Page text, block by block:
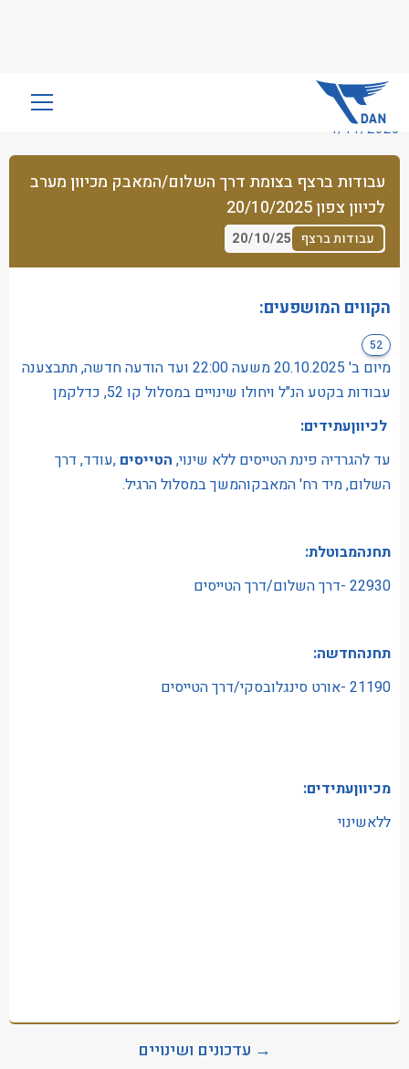
שִׂים
בְּאֲתָר
זֶה
מֻפְעֶלֶת
מַעֲרֶכֶת
נָגִישׁ
בִּקְלִיק
לִנְגִישׁוּת
הָאֲתָר.
4/11/2025
עבודות ברצף בצומת דרך השלום/המאבק מכיוון מערב
לכיוון צפון 20/10/2025
עבודות ברצף 20/10/25
הקווים המושפעים:
52
מיום ב' 20.10.2025 משעה 22:00 ועד הודעה חדשה, תתבצענה
עבודות בקטע הנ"ל ויחולו שינויים במסלול קו 52, כדלקמן
לכיווןעתידים:
עד להגרדיה פינת הטייסים ללא שינוי, הטייסים ,עודד, דרך
השלום, מיד רח' המאבקוהמשך במסלול הרגיל.
תחנהמבוטלת:
22930 -דרך השלום/דרך הטייסים
תחנהחדשה:
21190 -אורט סינגלובסקי/דרך הטייסים
מכיווןעתידים:
ללאשינוי
→ עדכונים ושינויים